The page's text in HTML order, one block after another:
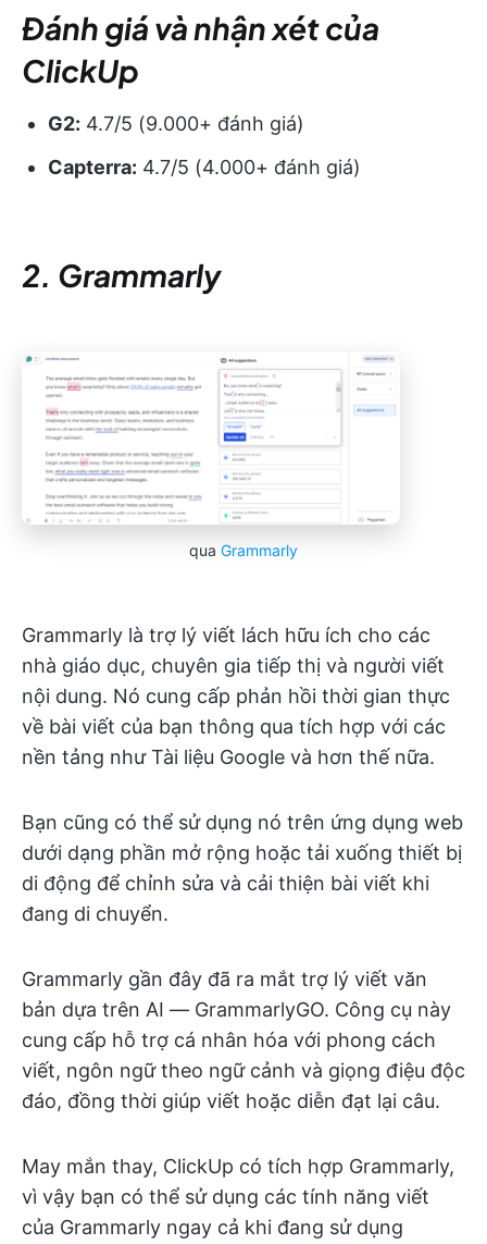
Đánh giá và nhận xét của
ClickUp
G2: 4.7/5 (9.000+ đánh giá)
Capterra: 4.7/5 (4.000+ đánh giá)
2. Grammarly
qua Grammarly
Grammarly là trợ lý viết lách hữu ích cho các
nhà giáo dục, chuyên gia tiếp thị và người viết
nội dung. Nó cung cấp phản hồi thời gian thực
về bài viết của bạn thông qua tích hợp với các
nền tảng như Tài liệu Google và hơn thế nữa.
Bạn cũng có thể sử dụng nó trên ứng dụng web
dưới dạng phần mở rộng hoặc tải xuống thiết bị
di động để chỉnh sửa và cải thiện bài viết khi
đang di chuyển.
Grammarly gần đây đã ra mắt trợ lý viết văn
bản dựa trên AI — GrammarlyGO. Công cụ này
cung cấp hỗ trợ cá nhân hóa với phong cách
viết, ngôn ngữ theo ngữ cảnh và giọng điệu độc
đáo, đồng thời giúp viết hoặc diễn đạt lại câu.
May mắn thay, ClickUp có tích hợp Grammarly,
vì vậy bạn có thể sử dụng các tính năng viết
của Grammarly ngay cả khi đang sử dụng